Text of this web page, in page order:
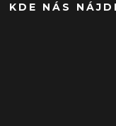
KDE NÁS